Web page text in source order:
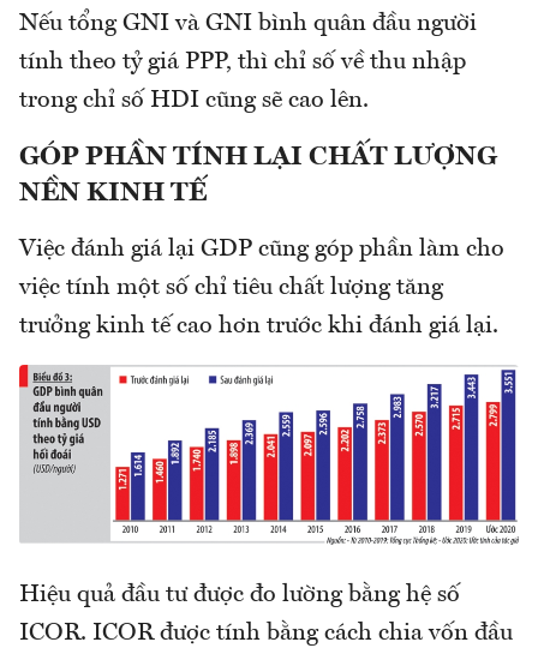
Nếu tổng GNI và GNI bình quân đầu người
tính theo tỷ giá PPP, thì chỉ số về thu nhập
trong chỉ số HDI cũng sẽ cao lên.
GÓP PHẦN TÍNH LẠI CHẤT LƯỢNG
NỀN KINH TẾ
Việc đánh giá lại GDP cũng góp phần làm cho
việc tính một số chỉ tiêu chất lượng tăng
trưởng kinh tế cao hơn trước khi đánh giá lại.
Hiệu quả đầu tư được đo lường bằng hệ số
ICOR. ICOR được tính bằng cách chia vốn đầu